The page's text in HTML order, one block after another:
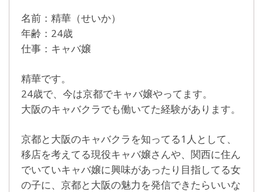
名前：精華（せいか）
年齢：24歳
仕事：キャバ嬢
精華です。
24歳で、今は京都でキャバ嬢やってます。
大阪のキャバクラでも働いてた経験があります。
京都と大阪のキャバクラを知ってる1人として、
移店を考えてる現役キャバ嬢さんや、関西に住ん
でいていキャバ嬢に興味があったり目指してる女
の子に、京都と大阪の魅力を発信できたらいいな